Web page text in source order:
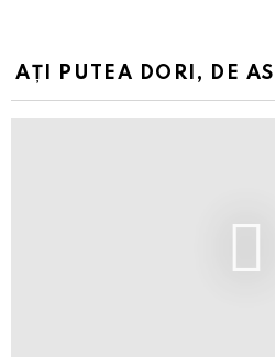
AȚI PUTEA DORI, DE